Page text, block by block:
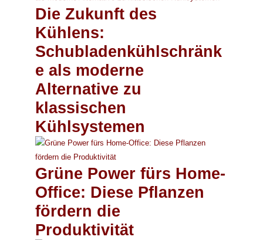
Die Zukunft des
Kühlens:
Schubladenkühlschränk
e als moderne
Alternative zu
klassischen
Kühlsystemen
Grüne Power fürs Home-
Office: Diese Pflanzen
fördern die
Produktivität